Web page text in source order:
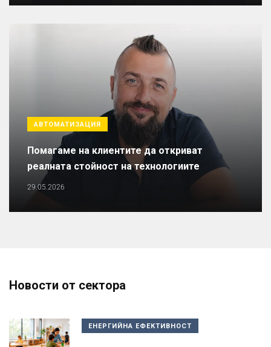
АВТОМАТИЗАЦИЯ
Помагаме на клиентите да откриват
реалната стойност на технологиите
29.05.2026
Новости от сектора
ЕНЕРГИЙНА ЕФЕКТИВНОСТ